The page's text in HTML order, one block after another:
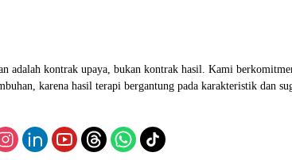
adalah kontrak upaya, bukan kontrak hasil. Kami
karena hasil terapi bergantung pada karakteristik dan